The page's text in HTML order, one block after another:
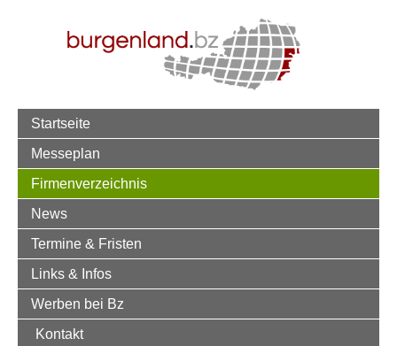
Startseite
Messeplan
Firmenverzeichnis
News
Termine & Fristen
Links & Infos
Werben bei Bz
Kontakt